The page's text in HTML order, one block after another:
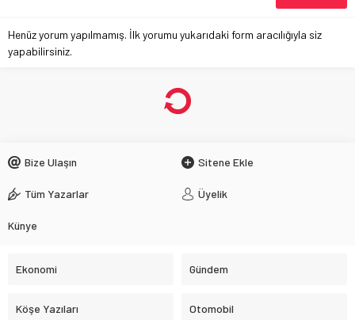
Henüz yorum yapılmamış. İlk yorumu yukarıdaki form aracılığıyla siz
yapabilirsiniz.
Bize Ulaşın Sitene Ekle
Tüm Yazarlar Üyelik
Künye
Ekonomi Gündem
Köşe Yazıları Otomobil